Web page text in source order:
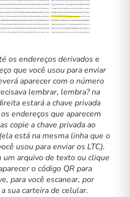
os endereços derivados e
que você usou para enviar
aparecer com o número
lembrar, lembra? na
estará a chave privada
endereços que aparecem
copie a chave privada ao
está na mesma linha que o
usou para enviar os LTC).
um arquivo de texto ou clique
o código QR para
para você escanear, por
sua carteira de celular.